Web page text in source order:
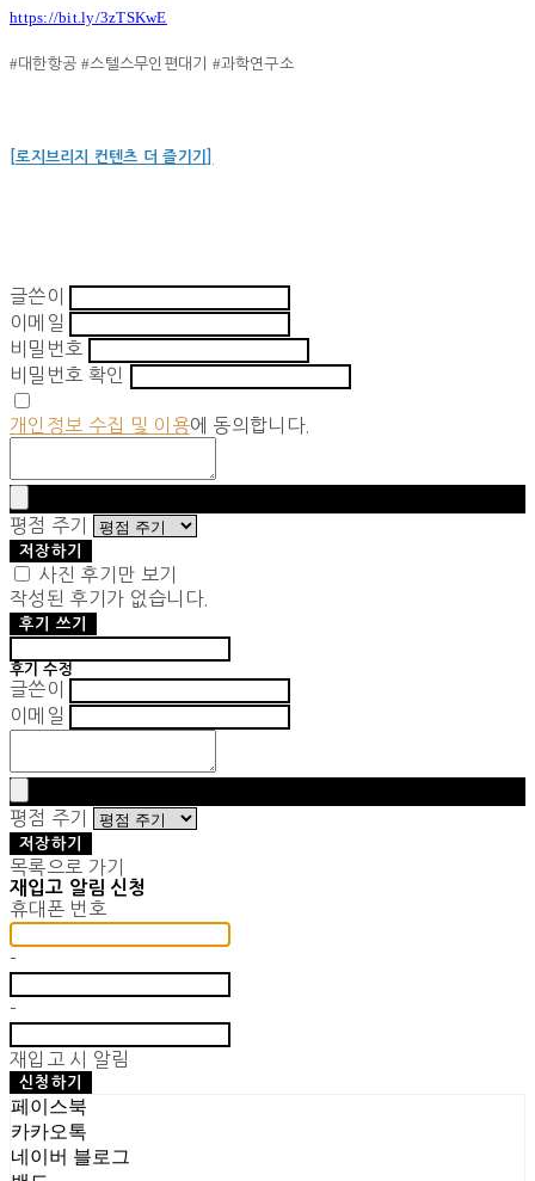
https://bit.ly/3zTSKwE
#대한항공#스텔스무인편대기 #과학연구소
[로지브리지 컨텐츠 더 즐기기]
글쓴이
이메일
비밀번호
비밀번호 확인
개인정보 수집 및 이용에 동의합니다.
평점 주기
저장하기
사진 후기만 보기
작성된 후기가 없습니다.
후기 쓰기
후기 수정
글쓴이
이메일
평점 주기
저장하기
목록으로 가기
재입고 알림 신청
휴대폰 번호
-
-
재입고 시 알림
신청하기
페이스북
카카오톡
네이버 블로그